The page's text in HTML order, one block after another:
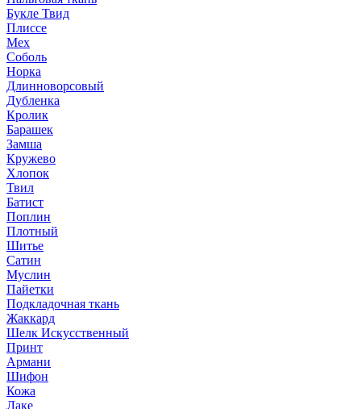
Букле Твид
Плиссе
Мех
Соболь
Норка
Длинноворсовый
Дубленка
Кролик
Барашек
Замша
Кружево
Хлопок
Твил
Батист
Поплин
Плотный
Шитье
Сатин
Муслин
Пайетки
Подкладочная ткань
Жаккард
Шелк Искусственный
Принт
Армани
Шифон
Кожа
Лаке